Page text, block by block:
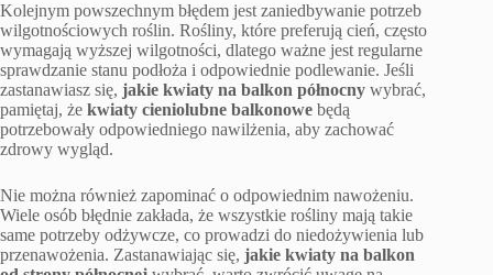
Kolejnym powszechnym błędem jest zaniedbywanie potrzeb
wilgotnościowych roślin. Rośliny, które preferują cień, często
wymagają wyższej wilgotności, dlatego ważne jest regularne
sprawdzanie stanu podłoża i odpowiednie podlewanie. Jeśli
zastanawiasz się, jakie kwiaty na balkon północny wybrać,
pamiętaj, że kwiaty cieniolubne balkonowe będą
potrzebowały odpowiedniego nawilżenia, aby zachować
zdrowy wygląd.
Nie można również zapominać o odpowiednim nawożeniu.
Wiele osób błędnie zakłada, że wszystkie rośliny mają takie
same potrzeby odżywcze, co prowadzi do niedożywienia lub
przenawożenia. Zastanawiając się, jakie kwiaty na balkon